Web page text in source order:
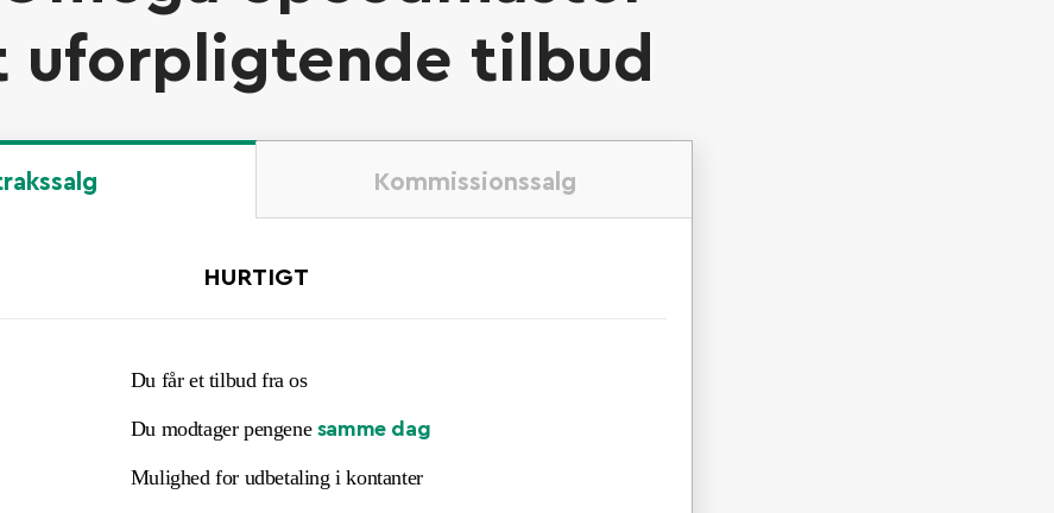
uforpligtende tilbud
Kommissionssalg
HURTIGT
Du får et tilbud fra os
Du modtager pengene samme dag
Mulighed for udbetaling i kontanter